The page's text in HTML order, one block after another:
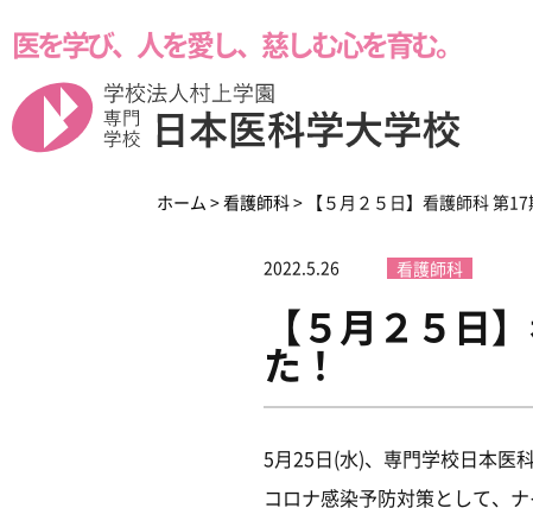
医を学び、人を愛し、慈しむ心を育む。
学校紹介
学科紹介
Medical Business
メディカル・ビジ
受験生の方へ
ホーム >看護師科> 【５月２５日】看護師科 第
2022.5.26 看護師科
【５月２５日
た！
5月25日(水)、専門学校日本医
コロナ感染予防対策として、